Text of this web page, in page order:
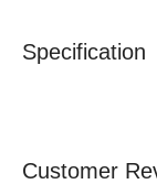
Specification
Customer